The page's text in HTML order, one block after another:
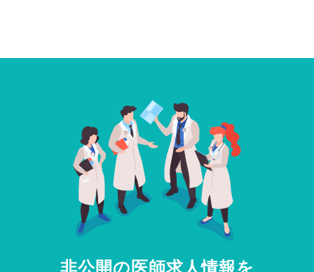
非公開の医師求人情報を